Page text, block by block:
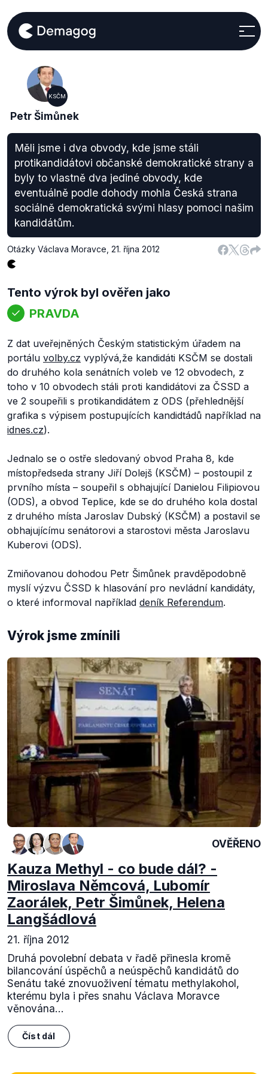
KSČM
Petr Šimůnek
Měli jsme i dva obvody, kde jsme stáli
protikandidátovi občanské demokratické strany a
byly to vlastně dva jediné obvody, kde
eventuálně podle dohody mohla Česká strana
sociálně demokratická svými hlasy pomoci našim
kandidátům.
Otázky Václava Moravce 21. října 2012
Tento výrok byl ověřen jako
PRAVDA
Z dat uveřejněných Českým statistickým úřadem na
portálu volby.cz vyplývá,že kandidáti KSČM se dostali
do druhého kola senátních voleb ve 12 obvodech, z
toho v 10 obvodech stáli proti kandidátovi za ČSSD a
ve 2 soupeřili s protikandidátem z ODS (přehlednější
grafika s výpisem postupujících kandidtádů například na
idnes.cz).
Jednalo se o ostře sledovaný obvod Praha 8, kde
místopředseda strany Jiří Dolejš (KSČM) – postoupil z
prvního místa – soupeřil s obhajující Danielou Filipiovou
(ODS), a obvod Teplice, kde se do druhého kola dostal
z druhého místa Jaroslav Dubský (KSČM) a postavil se
obhajujícímu senátorovi a starostovi města Jaroslavu
Kuberovi (ODS).
Zmiňovanou dohodou Petr Šimůnek pravděpodobně
myslí výzvu ČSSD k hlasování pro nevládní kandidáty,
o které informoval například deník Referendum.
Výrok jsme zmínili
OVĚŘENO
Kauza Methyl - co bude dál? -
Miroslava Němcová, Lubomír
Zaorálek, Petr Šimůnek, Helena
Langšádlová
21. října 2012
Druhá povolební debata v řadě přinesla kromě
bilancování úspěchů a neúspěchů kandidátů do
Senátu také znovuoživení tématu methylakohol,
kterému byla i přes snahu Václava Moravce
věnována...
Číst dál